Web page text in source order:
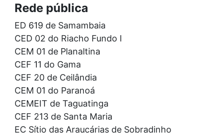
Rede pública
ED 619 de Samambaia
CED 02 do Riacho Fundo I
CEM 01 de Planaltina
CEF 11 do Gama
CEF 20 de Ceilândia
CEM 01 do Paranoá
CEMEIT de Taguatinga
CEF 213 de Santa Maria
EC Sítio das Araucárias de Sobradinho